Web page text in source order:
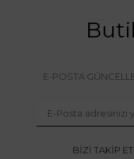
E-POSTA
BİZİ TAKİP